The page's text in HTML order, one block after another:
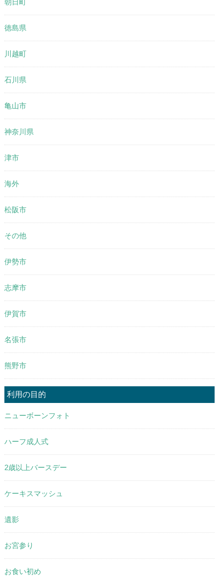
朝日町
徳島県
川越町
石川県
亀山市
神奈川県
津市
海外
松阪市
その他
伊勢市
志摩市
伊賀市
名張市
熊野市
利用の目的
ニューボーンフォト
ハーフ成人式
2歳以上バースデー
ケーキスマッシュ
遺影
お宮参り
お食い初め